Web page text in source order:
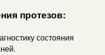
протезов:
состояния